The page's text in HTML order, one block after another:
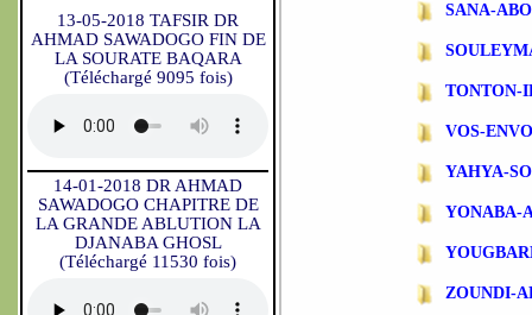
13-05-2018 TAFSIR DR
AHMAD SAWADOGO FIN DE
LA SOURATE BAQARA
(Téléchargé 9095 fois)
14-01-2018 DR AHMAD
SAWADOGO CHAPITRE DE
LA GRANDE ABLUTION LA
DJANABA GHOSL
(Téléchargé 11530 fois)
SANA-
TONTON-
VOS-
YAHYA-
YONABA-
ZOUNDI-